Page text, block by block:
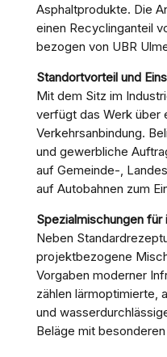
Asphaltprodukte. Die
einen Recyclinganteil
bezogen von UBR
Standortvorteil und
Mit dem Sitz im
verfügt das Werk über
Verkehrsanbindung.
und gewerbliche
auf Gemeinde-,
auf Autobahnen zum
Spezialmischungen
Neben
projektbezogene
Vorgaben moderner
zählen lärmoptimierte,
und
Beläge mit